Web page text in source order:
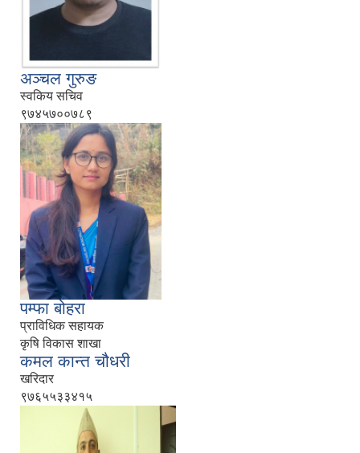
अञ्चल गुरुङ
स्वकिय सचिव
९७४५७००७८९
पम्फा बोहरा
प्राविधिक सहायक
कृषि विकास शाखा
कमल कान्त चौधरी
खरिदार
९७६५५३३४१५